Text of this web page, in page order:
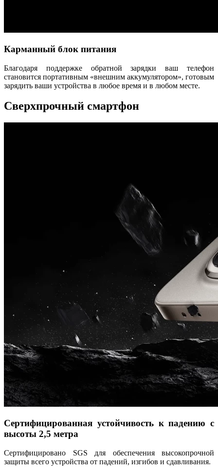
Карманный блок питания
Благодаря поддержке обратной зарядки ваш телефон
становится портативным «внешним аккумулятором», готовым
зарядить ваши устройства в любое время и в любом месте.
Сверхпрочный смартфон
Сертифицированная устойчивость к падению с
высоты 2,5 метра
Сертифицировано SGS для обеспечения высокопрочной
защиты всего устройства от падений, изгибов и сдавливания.